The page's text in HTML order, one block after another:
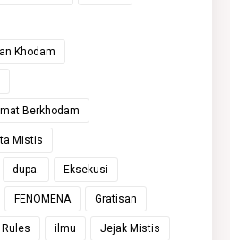
Khodam
Berkhodam
Mistis
dupa. Eksekusi
FENOMENA Gratisan
ilmu Jejak Mistis